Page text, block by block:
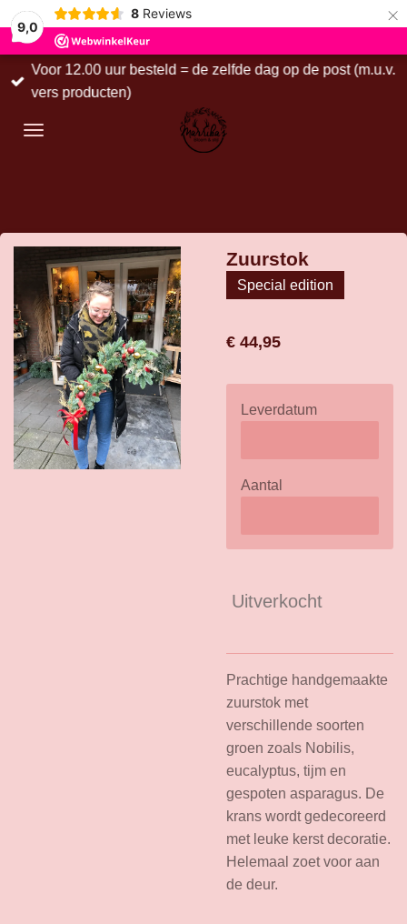
9,0
8 Reviews ×
Voor 12.00 uur besteld = de zelfde dag op de post (m.u.v.
vers producten)
Zuurstok
Special edition
€ 44,95
Leverdatum
Aantal
Uitverkocht
Prachtige handgemaakte
zuurstok met
verschillende soorten
groen zoals Nobilis,
eucalyptus, tijm en
gespoten asparagus. De
krans wordt gedecoreerd
met leuke kerst decoratie.
Helemaal zoet voor aan
de deur.